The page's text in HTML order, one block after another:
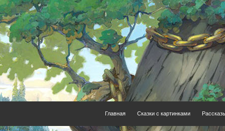
Главная Сказки с картинками